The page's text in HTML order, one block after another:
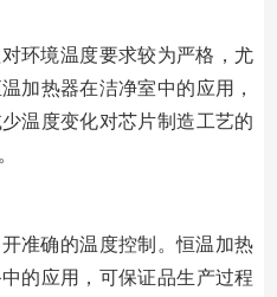
环境温度要求较为严格，尤
加热器在洁净室中的应用，
温度变化对芯片制造工艺的
准确的温度控制。恒温加热
的应用，可保证品生产过程